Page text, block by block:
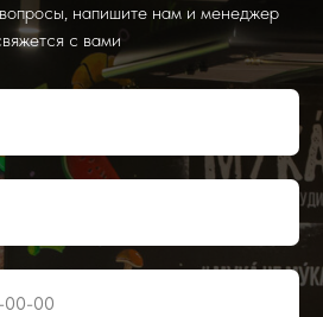
напишите нам и менеджер
с вами